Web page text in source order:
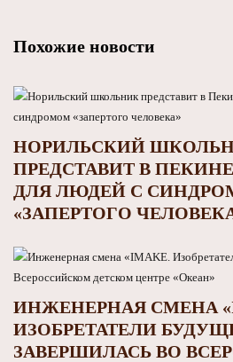
Похожие новости
НОРИЛЬСКИЙ
ПРЕДСТАВИТ В
ДЛЯ ЛЮДЕЙ С
«ЗАПЕРТОГО
ИНЖЕНЕРНАЯ СМЕНА
ИЗОБРЕТАТЕЛИ
ЗАВЕРШИЛАСЬ ВО